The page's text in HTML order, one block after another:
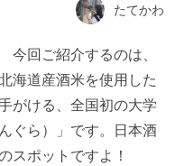
たてかわ
回ご紹介するのは、
海道産酒米を使用した
がける、全国初の大学
ぐら）」です。日本酒
スポットですよ！